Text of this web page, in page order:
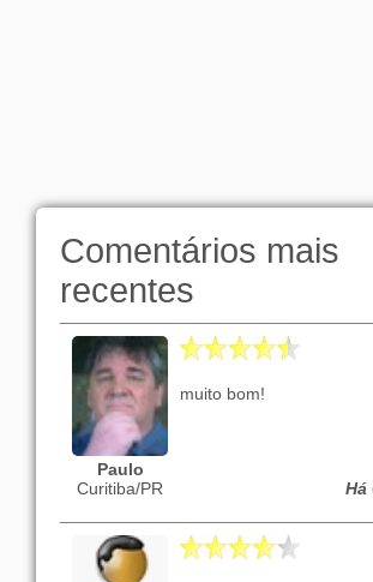
Comentários mais
recentes
Paulo
Curitiba/PR
muito bom!
Há